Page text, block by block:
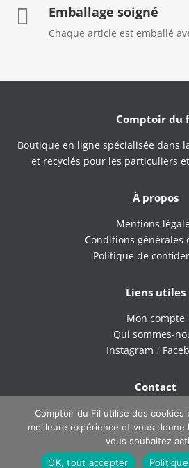
 Emballage soigné
Chaque article est emballé
Comptoir du
Boutique en ligne spécialisée dans
et recyclés pour les particuliers
À propos
Mentions
Conditions générales
Politique de
Liens utiles
Mon compte
Qui sommes-
Instagram /
Contact
9H – 18H du lundi au
Tel : 06 42 40 60
Email :
Comptoir du Fil utilise des cookies
meilleure expérience et vous
vous souhaitez
OK, tout accepter